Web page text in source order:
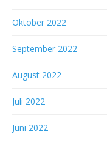
Oktober 2022
September 2022
August 2022
Juli 2022
Juni 2022